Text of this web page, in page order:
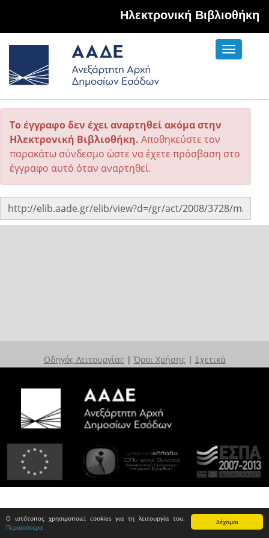
Δέχομαι
Ο ιστότοπος χρησιμοποιεί cookies για τη λειτουργία του.
Περισσότερα
Hλεκτρονική Βιβλιοθήκη
Toggle
Το έγγραφο δεν έχει αναρτηθεί ακόμα στην
Ηλεκτρονική Βιβλιοθήκη. Αποθηκεύστε τον
παρακάτω σύνδεσμο ώστε να έχετε πρόσβαση στο
έγγραφο αυτό όταν αναρτηθεί.
Οδηγός Λειτουργίας | Όροι Χρήσης | Σχετικά